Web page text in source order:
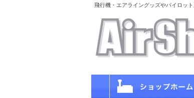
飛行機・エアライングッズやパイロッ